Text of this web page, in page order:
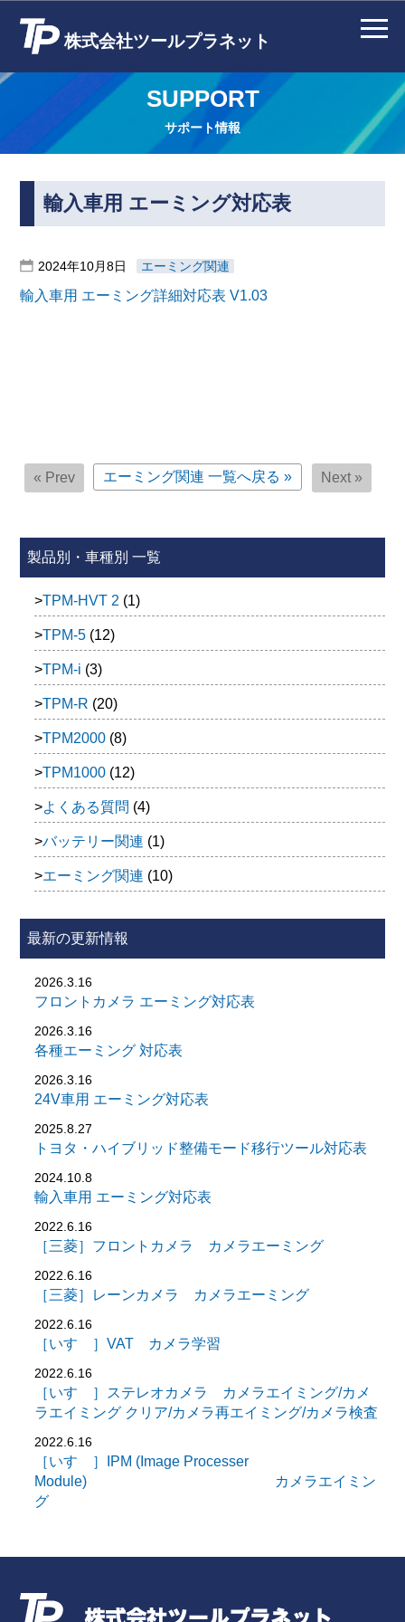
株式会社ツールプラネット
SUPPORT
サポート情報
輸入車用 エーミング対応表
2024年10月8日 エーミング関連
輸入車用 エーミング詳細対応表 V1.03
« Prev エーミング関連一覧へ戻る » Next »
製品別・車種別 一覧
TPM-HVT 2 (1)
TPM-5 (12)
TPM-i (3)
TPM-R (20)
TPM2000 (8)
TPM1000 (12)
よくある質問 (4)
バッテリー関連 (1)
エーミング関連 (10)
最新の更新情報
2026.3.16
フロントカメラ エーミング対応表
2026.3.16
各種エーミング 対応表
2026.3.16
24V車用 エーミング対応表
2025.8.27
トヨタ・ハイブリッド整備モード移行ツール対応表
2024.10.8
輸入車用 エーミング対応表
2022.6.16
［三菱］フロントカメラ カメラエーミング
2022.6.16
［三菱］レーンカメラ カメラエーミング
2022.6.16
［いすゞ］VAT カメラ学習
2022.6.16
［いすゞ］ステレオカメラ カメラエイミング/カメ
ラエイミング クリア/カメラ再エイミング/カメラ検査
2022.6.16
［いすゞ］IPM (Image Processer
Module) カメラエイミン
グ